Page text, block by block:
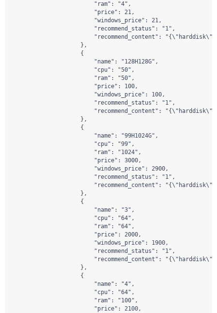
                        "ram": "4",
                        "price": 21,
                        "windows_price": 21,
                        "recommend_status": "1",
"recommend_content":
                    },
                    {
                        "name": "128H128G",
                        "cpu": "50",
                        "ram": "50",
                        "price": 100,
                        "windows_price": 100,
                        "recommend_status": "1",
"recommend_content":
                    },
                    {
                        "name": "99H1024G",
                        "cpu": "99",
                        "ram": "1024",
                        "price": 3000,
                        "windows_price": 2900,
                        "recommend_status": "1",
"recommend_content":
                    },
                    {
                        "name": "3",
                        "cpu": "64",
                        "ram": "64",
                        "price": 2000,
                        "windows_price": 1900,
                        "recommend_status": "1",
"recommend_content":
                    },
                    {
                        "name": "4",
                        "cpu": "64",
                        "ram": "100",
                        "price": 2100,